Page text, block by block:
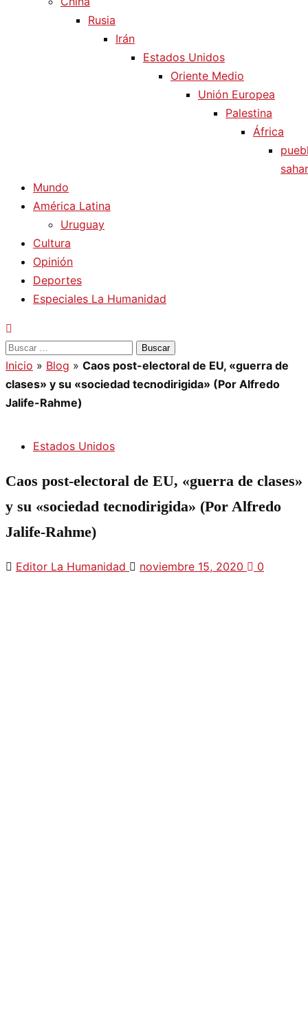
Rusia
Irán
Estados Unidos
Oriente Medio
Unión Europea
Palestina
África
Mundo
América Latina
Uruguay
Cultura
Opinión
Deportes
Especiales La Humanidad
Buscar:
Inicio » Blog » Caos post-electoral de EU, «guerra de
clases» y su «sociedad tecnodirigida» (Por Alfredo
Jalife-Rahme)
Estados Unidos
Caos post-electoral de EU, «guerra de clases»
y su «sociedad tecnodirigida» (Por Alfredo
Jalife-Rahme)
Editor La Humanidad noviembre 15, 2020 0